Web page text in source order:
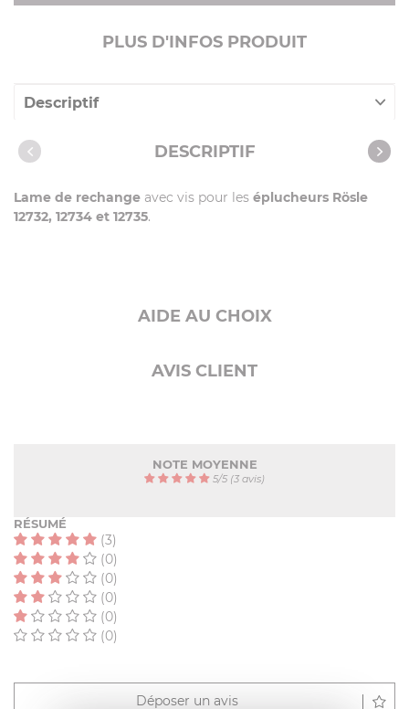
PLUS D'INFOS PRODUIT
Descriptif
Caractéristiques DESCRIPTIF
Lame de rechange avec vis pour les éplucheurs Rösle
12732, 12734 et 12735.
AIDE AU CHOIX
AVIS CLIENT
NOTE MOYENNE
5/5 (3 avis)
RÉSUMÉ
(3)
(0)
(0)
(0)
(0)
(0)
Déposer un avis